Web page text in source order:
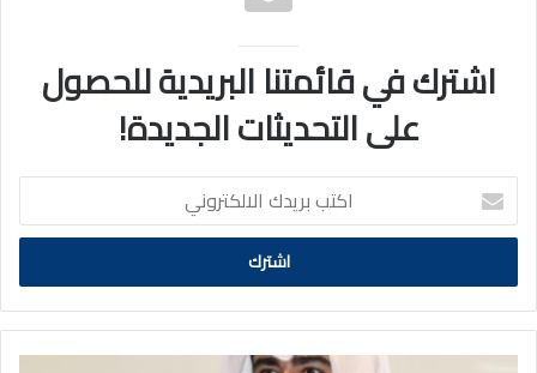
اشترك في قائمتنا البريدية للحصول
على التحديثات الجديدة!
اكتب
بريدك
الالكتروني